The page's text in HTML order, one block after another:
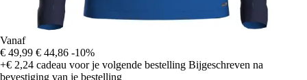
Vanaf
€ 49,99 € 44,86 -10%
+€ 2,24 cadeau voor je volgende bestelling Bijgeschreven na
bevestiging van je bestelling